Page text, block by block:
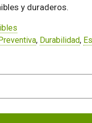
y duraderos.
, Durabilidad,